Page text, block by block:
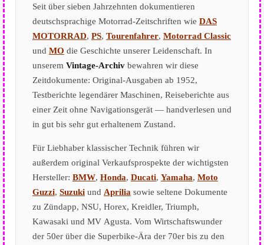
Seit über sieben Jahrzehnten dokumentieren
deutschsprachige Motorrad-Zeitschriften wie DAS
MOTORRAD, PS, Tourenfahrer, Motorrad Classic
und MO die Geschichte unserer Leidenschaft. In
unserem Vintage-Archivbewahren wir diese
Zeitdokumente: Original-Ausgaben ab 1952,
Testberichte legendärer Maschinen, Reiseberichte aus
einer Zeit ohne Navigationsgerät — handverlesen und
in gut bis sehr gut erhaltenem Zustand.
Für Liebhaber klassischer Technik führen wir
außerdem original Verkaufsprospekte der wichtigsten
Hersteller: BMW, Honda, Ducati, Yamaha, Moto
Guzzi, Suzukiund Aprilia sowie seltene Dokumente
zu Zündapp, NSU, Horex, Kreidler, Triumph,
Kawasaki und MV Agusta. Vom Wirtschaftswunder
der 50er über die Superbike-Ära der 70er bis zu den